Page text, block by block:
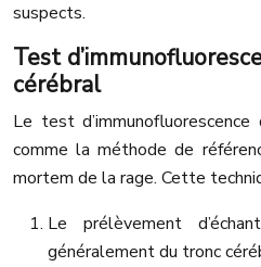
suspects.
Test
cérébral
Le test
comme la méthode de
mortem de la rage. Cette
Le prélèvement
généralement du tronc